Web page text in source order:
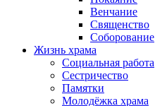
Венчание
Священство
Соборование
Жизнь храма
Социальная работа
Сестричество
Памятки
Молодёжка храма